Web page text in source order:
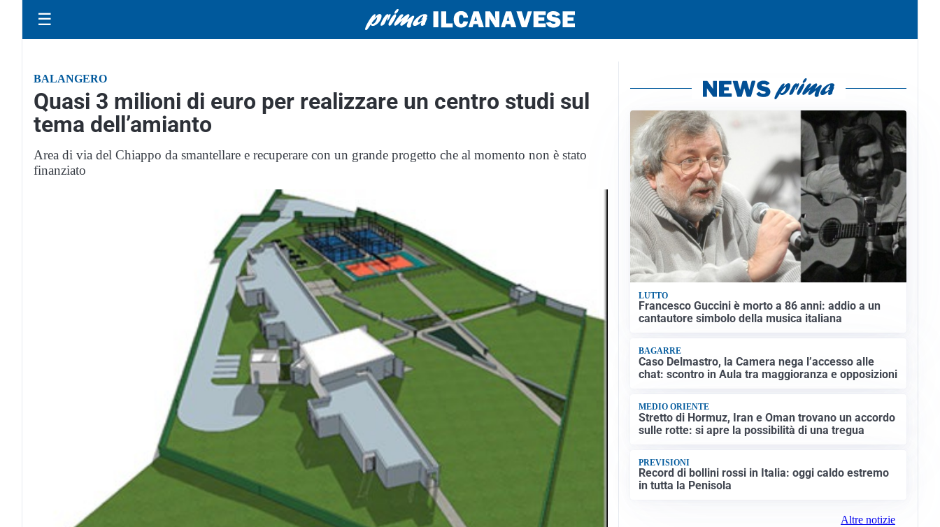
☰
BALANGERO
Quasi 3 milioni di euro per realizzare un centro studi sul
tema dell’amianto
Area di via del Chiappo da smantellare e recuperare con un grande progetto che al momento non è stato
finanziato
LUTTO
Francesco Guccini è morto a 86 anni: addio a un
cantautore simbolo della musica italiana
BAGARRE
Caso Delmastro, la Camera nega l’accesso alle
chat: scontro in Aula tra maggioranza e opposizioni
MEDIO ORIENTE
Stretto di Hormuz, Iran e Oman trovano un accordo
sulle rotte: si apre la possibilità di una tregua
PREVISIONI
Record di bollini rossi in Italia: oggi caldo estremo
in tutta la Penisola
Altre notizie